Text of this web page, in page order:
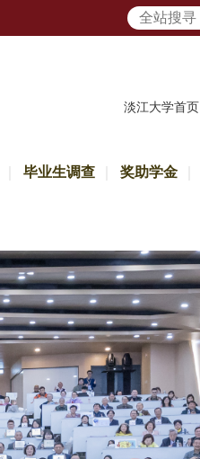
淡江大学首页
毕业生调查 奖助学金